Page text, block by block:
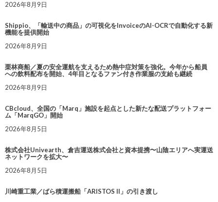
2026年8月9日
Shippio、「輸送中の商品」の可視化をInvoiceのAI-OCRで自動化する新
機能を提供開始
2026年8月9日
栗林商船／夏の安全運航を支えるため熱中症対策を強化。今年から船員
への飲料配布を開始、4年目となるファン付き作業服の支給も継続
2026年8月9日
CBcloud、全国の「Marq」施設を起点とした新たな配送プラットフォー
ム「MarqGO」開始
2026年8月5日
株式会社Univearth、倉吉運送株式会社と資本提携〜山陰エリアへ実運送
ネットワークを拡大〜
2026年8月5日
川崎重工業／ばら積運搬船「ARISTOS II」の引き渡し